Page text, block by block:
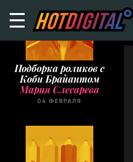
Подборка роликов с
Коби Брайантом
Мария Слесарева
04 ФЕВРАЛЯ